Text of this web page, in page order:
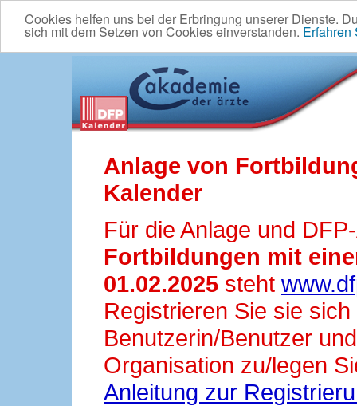
Cookies helfen uns bei der Erbringung unserer Dienste.
sich mit dem Setzen von Cookies einverstanden. Erfahren
Anlage von
Kalender
Für die Anlage und
Fortbildungen mit
01.02.2025 steht
Registrieren Sie sie
Benutzerin/Benutzer
Organisation zu/legen
Anleitung zur